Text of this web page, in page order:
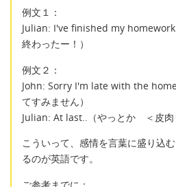
例文１：
Julian: I've finished my
終わったー！）
例文２：
John: Sorry I'm late with the
てすみません）
Julian: At last..（やっとか ＜皮肉
こういって、感情を言葉に盛り込
るのが英語です。
ご参考までに：